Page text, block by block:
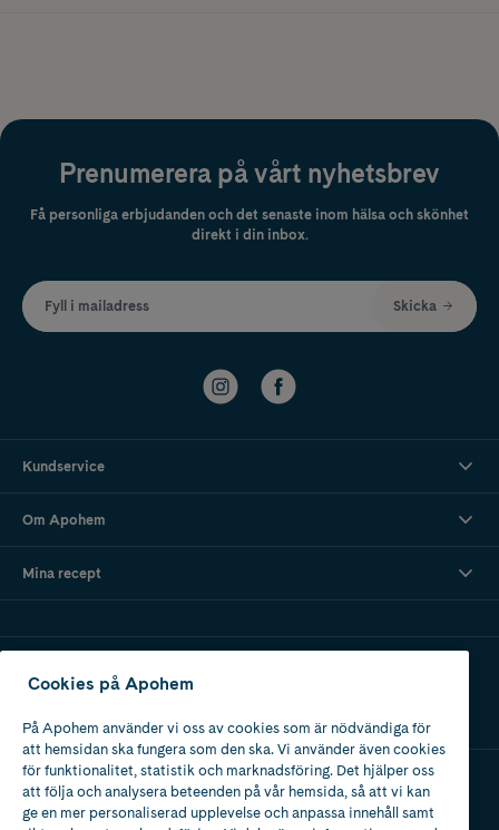
Prenumerera på vårt nyhetsbrev
Få personliga erbjudanden och det senaste inom hälsa och skönhet
direkt i din inbox.
Fyll i mailadress Skicka
Kundservice
Om Apohem
Mina recept
Apotek med tillstånd
av Läkemedelsverket
Cookies på Apohem
På Apohem använder vi oss av cookies som är nödvändiga för
att hemsidan ska fungera som den ska. Vi använder även cookies
för funktionalitet, statistik och marknadsföring. Det hjälper oss
att följa och analysera beteenden på vår hemsida, så att vi kan
ge en mer personaliserad upplevelse och anpassa innehåll samt